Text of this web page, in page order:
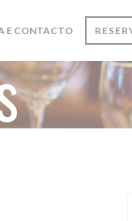
NOVA JANELA))
NUMA NOVA JANELA))
E CONTACTO